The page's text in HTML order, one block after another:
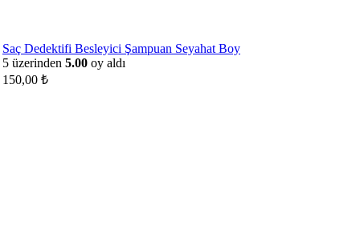
Saç Dedektifi Besleyici Şampuan Seyahat Boy
5 üzerinden 5.00 oy aldı
150,00 ₺